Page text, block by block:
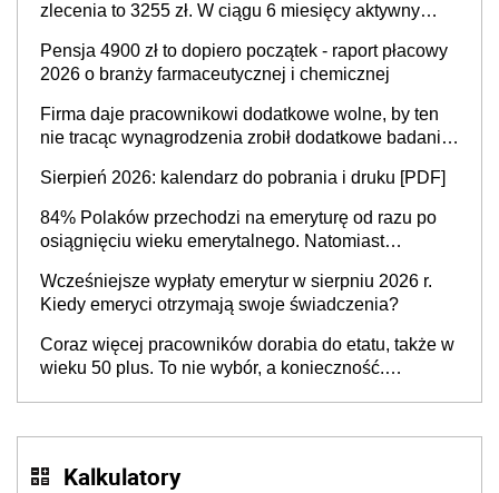
zlecenia to 3255 zł. W ciągu 6 miesięcy aktywny
Pensja 4900 zł to dopiero początek - raport płacowy
2026 o branży farmaceutycznej i chemicznej
Firma daje pracownikowi dodatkowe wolne, by ten
nie tracąc wynagrodzenia zrobił dodatkowe badania.
Sierpień 2026: kalendarz do pobrania i druku [PDF]
84% Polaków przechodzi na emeryturę od razu po
osiągnięciu wieku emerytalnego. Natomiast
stanie? Pracownicy 45+ to siła napędowa
gospodarki
Wcześniejsze wypłaty emerytur w sierpniu 2026 r.
Kiedy emeryci otrzymają swoje świadczenia?
Coraz więcej pracowników dorabia do etatu, także w
wieku 50 plus. To nie wybór, a konieczność.
Kalkulatory